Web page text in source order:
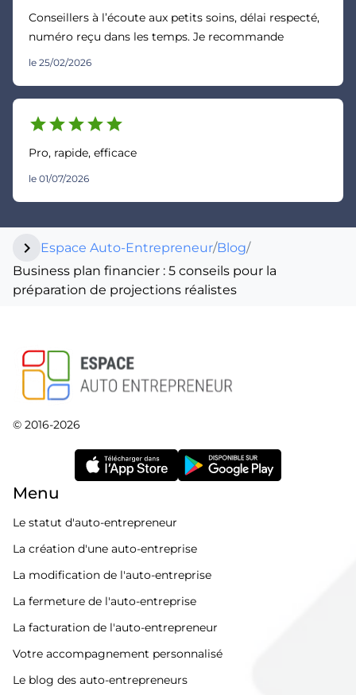
Conseillers à l’écoute aux petits soins, délai respecté,
numéro reçu dans les temps. Je recommande
le 25/02/2026
starstarstarstarstar
Pro, rapide, efficace
le 01/07/2026
chevron_right Espace Auto-Entrepreneur/Blog/
Business plan financier : 5 conseils pour la
préparation de projections réalistes
© 2016-2026
Menu
Le statut d'auto-entrepreneur
La création d'une auto-entreprise
La modification de l'auto-entreprise
La fermeture de l'auto-entreprise
La facturation de l'auto-entrepreneur
Votre accompagnement personnalisé
Le blog des auto-entrepreneurs